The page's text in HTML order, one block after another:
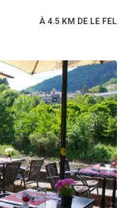
À 4.5 KM DE LE FEL